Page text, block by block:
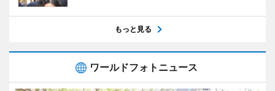
もっと見る
ワールドフォトニュース